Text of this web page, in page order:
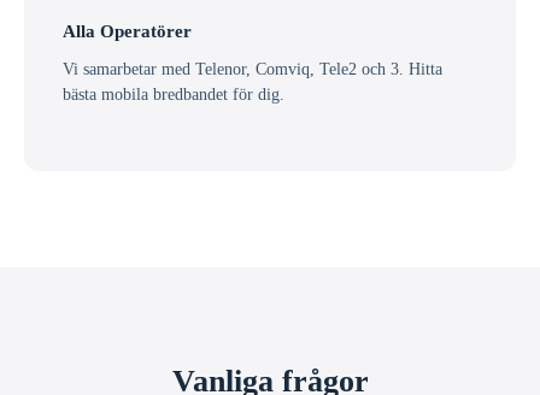
Alla Operatörer
Vi samarbetar med Telenor, Comviq, Tele2 och 3. Hitta
bästa mobila bredbandet för dig.
Vanliga frågor